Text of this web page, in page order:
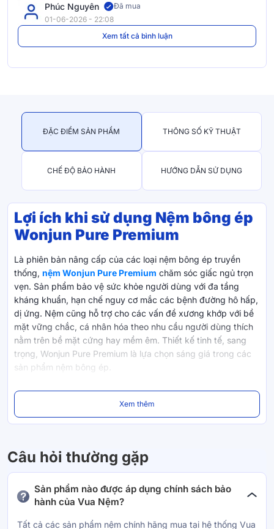
Phúc Nguyên
Đã mua
01-06-2026 - 22:08
Xem tất cả bình luận
ĐẶC ĐIỂM SẢN PHẨM THÔNG SỐ KỸ THUẬT
CHẾ ĐỘ BẢO HÀNH HƯỚNG DẪN SỬ DỤNG
Lợi ích khi sử dụng Nệm bông ép
Wonjun Pure Premium
Là phiên bản nâng cấp của các loại nệm bông ép truyền
thống, nệm Wonjun Pure Premium chăm sóc giấc ngủ trọn
vẹn. Sản phẩm bảo vệ sức khỏe người dùng với đa tầng
kháng khuẩn, hạn chế nguy cơ mắc các bệnh đường hô hấp,
dị ứng. Nệm cũng hỗ trợ cho các vấn đề xương khớp với bề
mặt vững chắc, cá nhân hóa theo nhu cầu người dùng thích
nằm trên bề mặt cứng hay mềm êm. Thiết kế tinh tế, sang
trọng, Wonjun Pure Premium là lựa chọn sáng giá trong các
sản phẩm nệm bông ép.
Bông ép đa tầng kháng khuẩn
sản phẩm kết hợp giữa công nghệ Nano kháng khuẩn và
than hoạt tính. Tầng dưới cùng là sợi bông ép Nano kháng
khuẩn có khả năng chống nấm mốc, ngăn ngừa vi khuẩn
phát triển. Bên trên là lớp bông ép than hoạt tính có khả
Xem thêm
Câu hỏi thường gặp
Sản phẩm nào được áp dụng chính sách bảo
hành của Vua Nệm?
Tất cả các sản phẩm nệm chính hãng mua tại hệ thống Vua